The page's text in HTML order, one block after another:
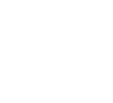
de les valoracions